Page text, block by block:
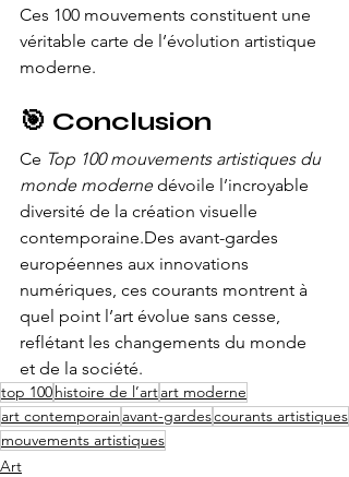
Ces 100 mouvements constituent une
véritable carte de l’évolution artistique
moderne.
🎯 Conclusion
Ce Top 100 mouvements artistiques du
monde moderne dévoile l’incroyable
diversité de la création visuelle
contemporaine.Des avant-gardes
européennes aux innovations
numériques, ces courants montrent à
quel point l’art évolue sans cesse,
reflétant les changements du monde
et de la société.
top 100histoire de l’artart moderne
art contemporain avant-gardescourants artistiques
mouvements artistiques
Art